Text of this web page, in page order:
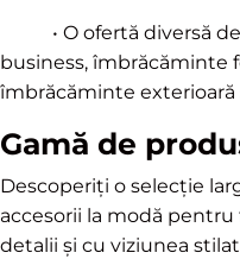
• O ofertă diversă de
business, îmbrăcăminte
îmbrăcăminte exterioară
Gamă de
Descoperiți o selecție
accesorii la modă
detalii și cu viziunea